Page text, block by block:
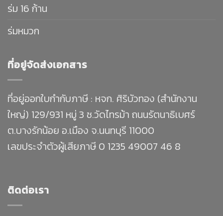
ร่ม 16 ก้าน
ร่มหมวก
ที่อยู่จัดส่งเอกสาร
ที่อยู่ออกใบกำกับภาษี : หจก. ศิริบัวทอง (สำนักงาน
ใหญ่) 129/931 หมู่ 3 ซ.วัดไทรม้า ถนนรัตนาธิเบศร์
ต.บางรักน้อย อ.เมือง จ.นนทบุรี 11000
เลขประจำตัวผู้เสียภาษี 0 1235 49007 46 8
ติดต่อเรา